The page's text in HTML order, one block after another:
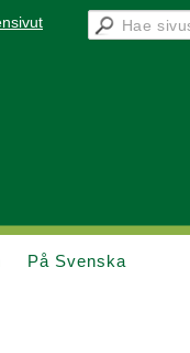
På Svenska